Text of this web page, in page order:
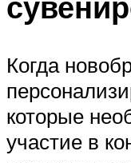
Когда
которые
участие в